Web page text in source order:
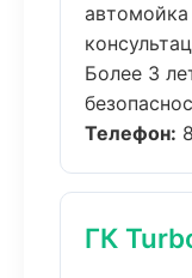
Более 3
Телефон:
ГК